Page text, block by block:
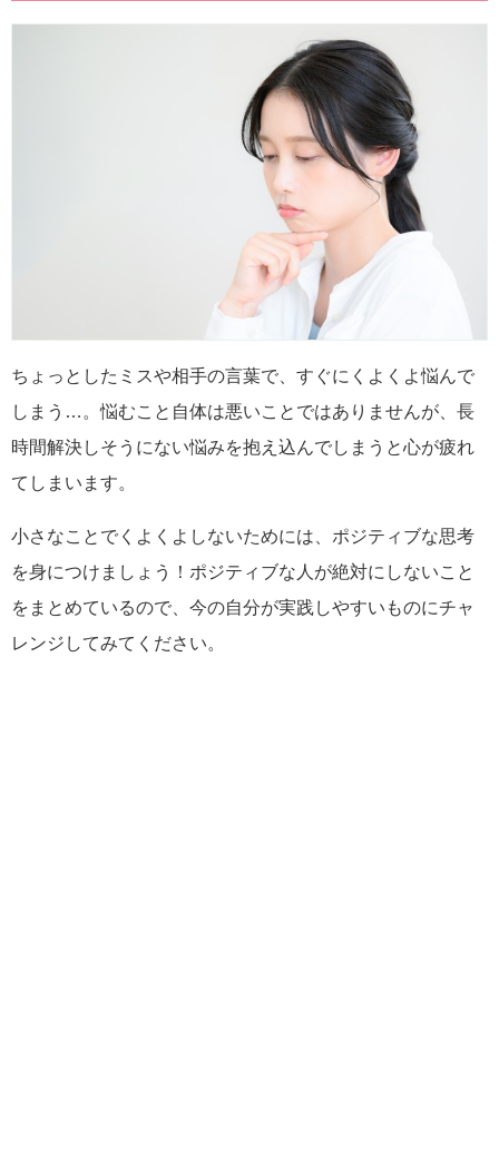
ちょっとしたミスや相手の言葉で、すぐにくよくよ悩んで
しまう…。悩むこと自体は悪いことではありませんが、長
時間解決しそうにない悩みを抱え込んでしまうと心が疲れ
てしまいます。
小さなことでくよくよしないためには、ポジティブな思考
を身につけましょう！ポジティブな人が絶対にしないこと
をまとめているので、今の自分が実践しやすいものにチャ
レンジしてみてください。